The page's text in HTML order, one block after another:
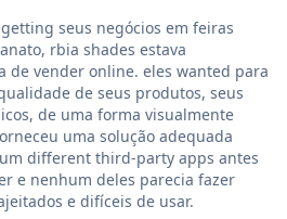
seus negócios em feiras
rbia shades estava
de vender online. eles wanted para
de seus produtos, seus
de uma forma visualmente
uma solução adequada
different third-party apps antes
e nenhum deles parecia fazer
e difíceis de usar.